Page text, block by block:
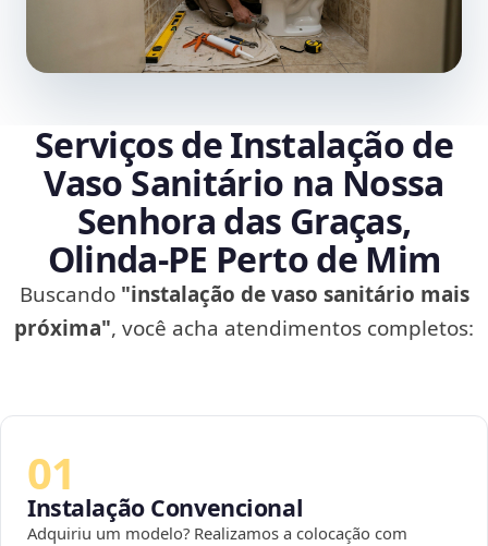
Serviços de Instalação de
Vaso Sanitário na Nossa
Senhora das Graças,
Olinda‑PE Perto de Mim
Buscando "instalação de vaso sanitário mais
próxima", você acha atendimentos completos:
01
Instalação Convencional
Adquiriu um modelo? Realizamos a colocação com